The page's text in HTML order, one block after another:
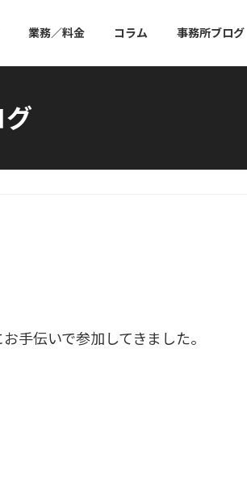
業務／料金 コラム 事務所ブログ
グ
手伝いで参加してきました。